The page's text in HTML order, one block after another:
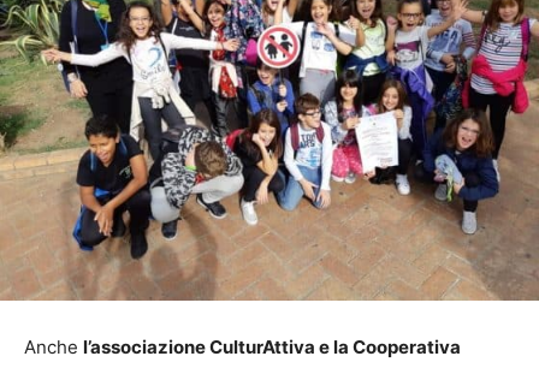
Anche l’associazione CulturAttiva e la Cooperativa